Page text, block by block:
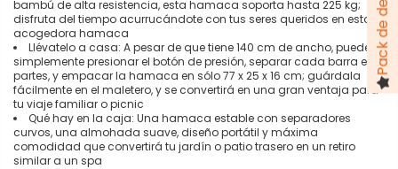
bambú de alta resistencia, esta hamaca soporta hasta 225 kg;
disfruta del tiempo acurrucándote con tus seres queridos en esta
acogedora hamaca
Llévatelo a casa: A pesar de que tiene 140 cm de ancho, puedes
simplemente presionar el botón de presión, separar cada barra en 2
partes, y empacar la hamaca en sólo 77 x 25 x 16 cm; guárdala
fácilmente en el maletero, y se convertirá en una gran ventaja para
tu viaje familiar o picnic
Qué hay en la caja: Una hamaca estable con separadores
curvos, una almohada suave, diseño portátil y máxima
comodidad que convertirá tu jardín o patio trasero en un retiro
similar a un spa